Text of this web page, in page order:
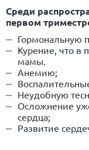
Среди
первом
Гормональную
Курение, что в
мамы.
Анемию;
Неудобную
Осложнение
сердца;
Развитие